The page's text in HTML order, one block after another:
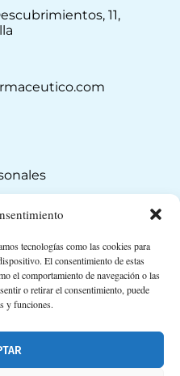
tecnologías como las cookies para
El consentimiento de estas
el comportamiento de navegación o las
o retirar el consentimiento, puede
y funciones.
11,